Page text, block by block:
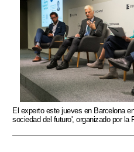
El experto este jueves en Barcelona
sociedad del futuro', organizado por la